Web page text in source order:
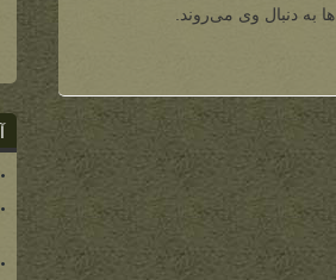
دنبال وی می‌روند.